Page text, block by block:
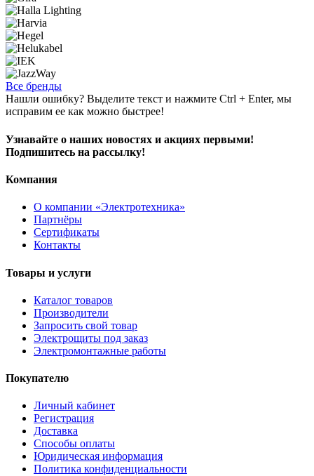
Все бренды
Нашли ошибку? Выделите текст и нажмите Ctrl + Enter, мы
исправим ее как можно быстрее!
Узнавайте о наших новостях и акциях первыми!
Подпишитесь на рассылку!
Компания
О компании «Электротехника»
Партнёры
Сертификаты
Контакты
Товары и услуги
Каталог товаров
Производители
Запросить свой товар
Электрощиты под заказ
Электромонтажные работы
Покупателю
Личный кабинет
Регистрация
Доставка
Способы оплаты
Юридическая информация
Политика конфиденциальности